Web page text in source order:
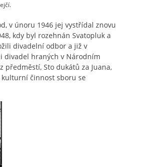
v únoru 1946 jej vystřídal znovu
kdy byl rozehnán Svatopluk a
divadelní odbor a již v
divadel hraných v Národním
předměstí, Sto dukátů za Juana,
kulturní činnost sboru se